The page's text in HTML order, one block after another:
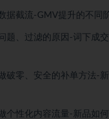
据截流-GMV提升的不同
题、过滤的原因-词下成
破零、安全的补单方法-
个性化内容流量-新品如何